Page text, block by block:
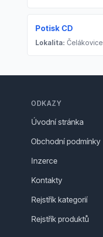
Potisk CD
Lokalita: Čelákovice
ODKAZY
Úvodní stránka
Obchodní podmínky
Inzerce
Kontakty
Rejstřík kategorií
Rejstřík produktů